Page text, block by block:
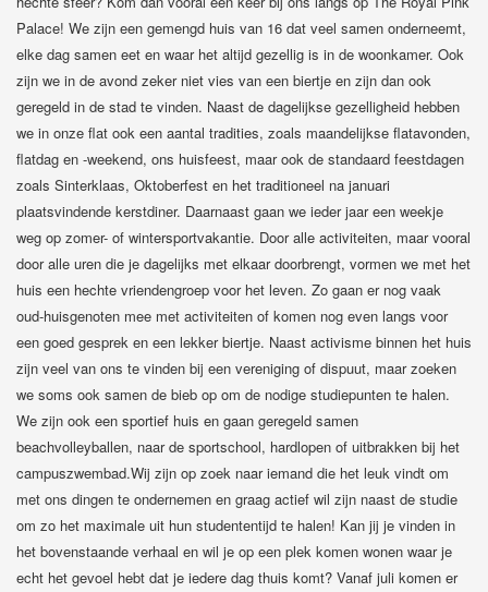
Palace! We zijn een gemengd huis van 16 dat veel samen onderneemt,
elke dag samen eet en waar het altijd gezellig is in de woonkamer. Ook
zijn we in de avond zeker niet vies van een biertje en zijn dan ook
geregeld in de stad te vinden. Naast de dagelijkse gezelligheid hebben
we in onze flat ook een aantal tradities, zoals maandelijkse flatavonden,
flatdag en -weekend, ons huisfeest, maar ook de standaard feestdagen
zoals Sinterklaas, Oktoberfest en het traditioneel na januari
plaatsvindende kerstdiner. Daarnaast gaan we ieder jaar een weekje
weg op zomer- of wintersportvakantie. Door alle activiteiten, maar vooral
door alle uren die je dagelijks met elkaar doorbrengt, vormen we met het
huis een hechte vriendengroep voor het leven. Zo gaan er nog vaak
oud-huisgenoten mee met activiteiten of komen nog even langs voor
een goed gesprek en een lekker biertje. Naast activisme binnen het huis
zijn veel van ons te vinden bij een vereniging of dispuut, maar zoeken
we soms ook samen de bieb op om de nodige studiepunten te halen.
We zijn ook een sportief huis en gaan geregeld samen
beachvolleyballen, naar de sportschool, hardlopen of uitbrakken bij het
campuszwembad.Wij zijn op zoek naar iemand die het leuk vindt om
met ons dingen te ondernemen en graag actief wil zijn naast de studie
om zo het maximale uit hun studententijd te halen! Kan jij je vinden in
het bovenstaande verhaal en wil je op een plek komen wonen waar je
echt het gevoel hebt dat je iedere dag thuis komt? Vanaf juli komen er